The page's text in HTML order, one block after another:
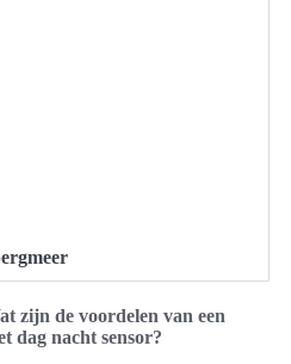
zijn de voordelen van een
dag nacht sensor?